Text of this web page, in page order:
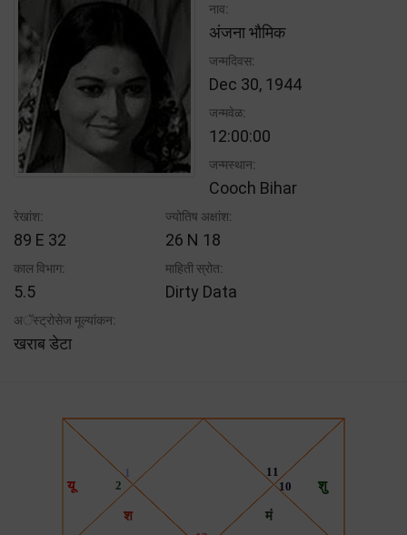
नाव:
अंजना भौमिक
जन्मदिवस:
Dec 30, 1944
जन्मवेळ:
12:00:00
जन्मस्थान:
Cooch Bihar
रेखांश:
89 E 32
ज्योतिष अक्षांश:
26 N 18
काल विभाग:
5.5
माहिती स्रोत:
Dirty Data
अॅस्ट्रोसेज मूल्यांकन:
खराब डेटा